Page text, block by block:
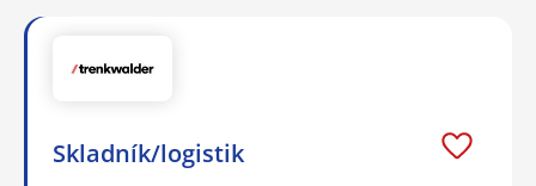
Skladník/logistik